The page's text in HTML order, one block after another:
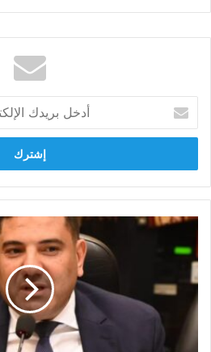
بريدك
الإلكتروني
أحمد
المجيد:
القمة
العربية
الإسلامية